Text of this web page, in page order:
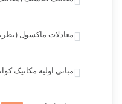
فقط اعضای ویژه به
معادلات ماکسول
فقط اعضای ویژه به
مبانی اولیه مکانیک